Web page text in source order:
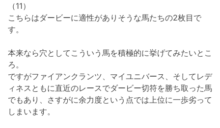
（11）
こちらはダービーに適性がありそうな馬たちの2枚目で
す。
本来なら穴としてこういう馬を積極的に挙げてみたいとこ
ろ。
ですがファイアンクランツ、マイユニバース、そしてレデ
ィネスともに直近のレースでダービー切符を勝ち取った馬
でもあり、さすがに余力度という点では上位に一歩劣って
しまいます。